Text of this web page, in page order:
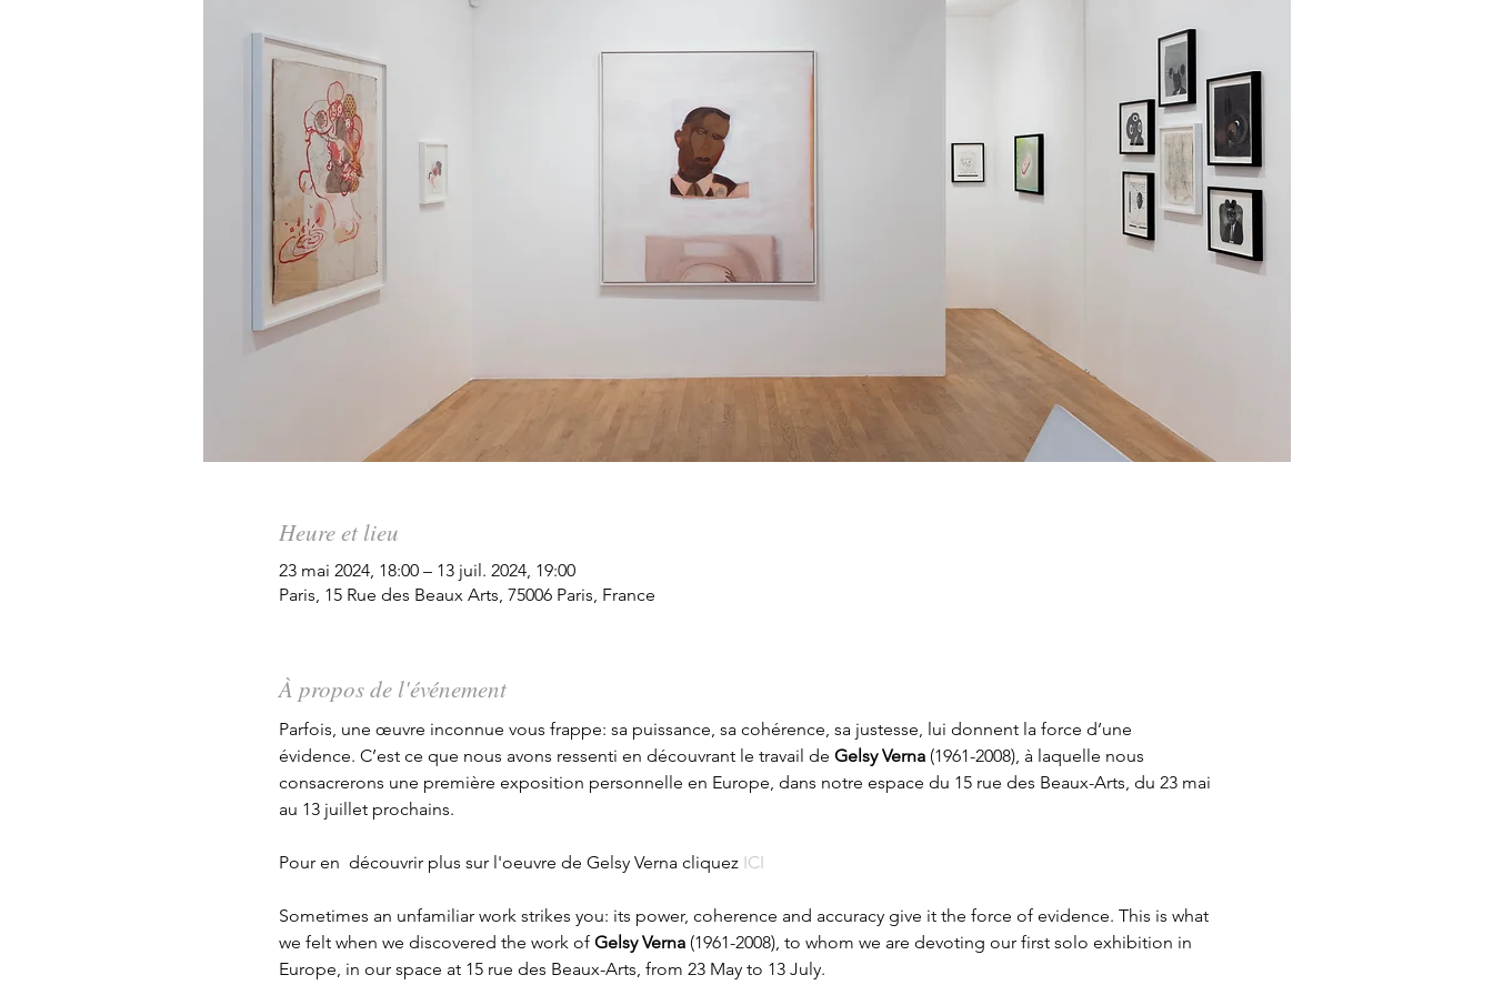
Heure et lieu
23 mai 2024, 18:00 – 13 juil. 2024, 19:00
Paris, 15 Rue des Beaux Arts, 75006 Paris, France
À propos de l'événement
Parfois, une œuvre inconnue vous frappe: sa puissance, sa cohérence, sa justesse, lui donnent la force d’une
évidence. C’est ce que nous avons ressenti en découvrant le travail de Gelsy Verna (1961-2008), à laquelle nous
consacrerons une première exposition personnelle en Europe, dans notre espace du 15 rue des Beaux-Arts, du 23 mai
au 13 juillet prochains.
Pour en  découvrir plus sur l'oeuvre de Gelsy Verna cliquez ICI
Sometimes an unfamiliar work strikes you: its power, coherence and accuracy give it the force of evidence. This is what
we felt when we discovered the work of Gelsy Verna (1961-2008), to whom we are devoting our first solo exhibition in
Europe, in our space at 15 rue des Beaux-Arts, from 23 May to 13 July.